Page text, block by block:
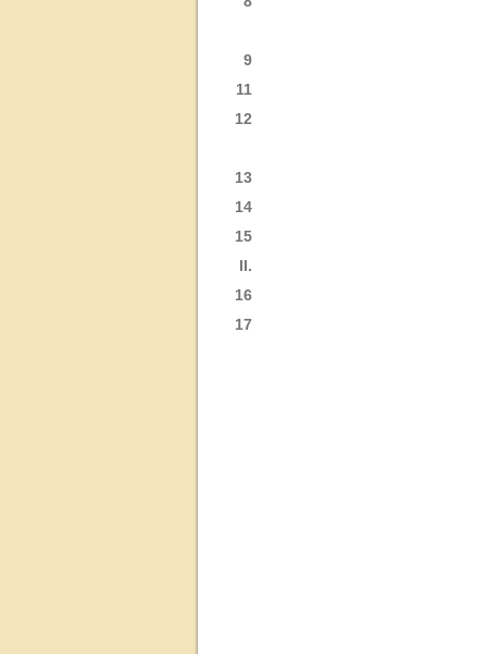
9
11
12
13
14
15
II.
16
17